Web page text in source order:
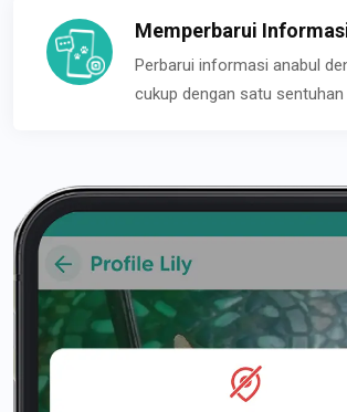
Memperbarui
Perbarui informasi anabul
cukup dengan satu